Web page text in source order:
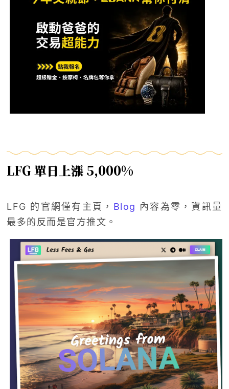
LFG 單日上漲 5,000%
LFG 的官網僅有主頁， Blog 內容為零，資訊量
最多的反而是官方推文。